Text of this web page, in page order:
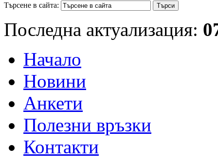
Търсене в сайта:
Последна актуализация:
Начало
Новини
Анкети
Полезни връзки
Контакти